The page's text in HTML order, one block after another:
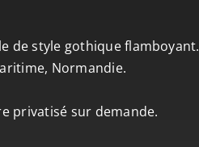
de style gothique flamboyant.
Normandie.
privatisé sur demande.